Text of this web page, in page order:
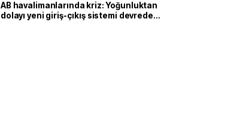
AB havalimanlarında kriz: Yoğunluktan
dolayı yeni giriş-çıkış sistemi devreden